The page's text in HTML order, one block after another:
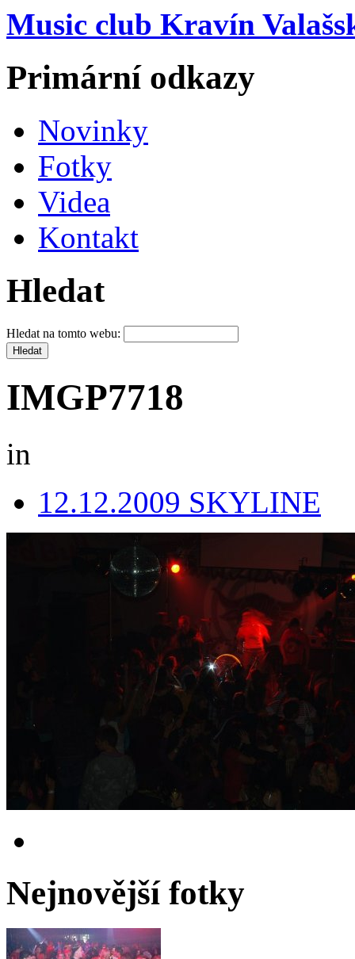
Music club Kravín
Primární odkazy
Novinky
Fotky
Videa
Kontakt
Hledat
Hledat na tomto webu:
IMGP7718
in
12.12.2009 SKYLINE
Nejnovější fotky